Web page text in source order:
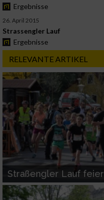
Ergebnisse
26. April 2015
Strassengler Lauf
Ergebnisse
RELEVANTE ARTIKEL
Straßengler Lauf